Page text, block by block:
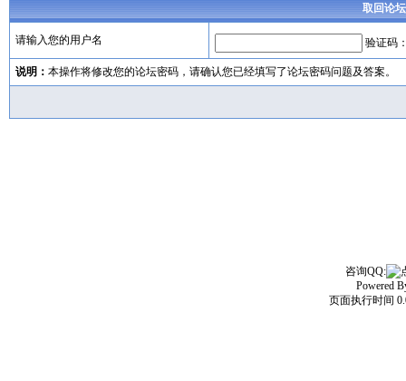
取回论
请输入您的用户名 验证码
说明： 本操作将修改您的论坛密码，请确认您已经填写了论坛密码问题及答案。
咨询QQ:
Powered
页面执行时间